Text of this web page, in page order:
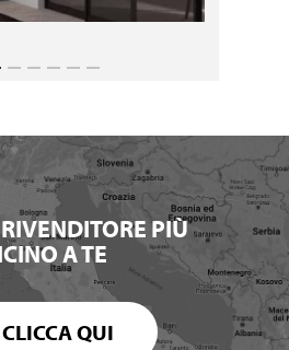
PIÙ
A TE
CLICCA QUI